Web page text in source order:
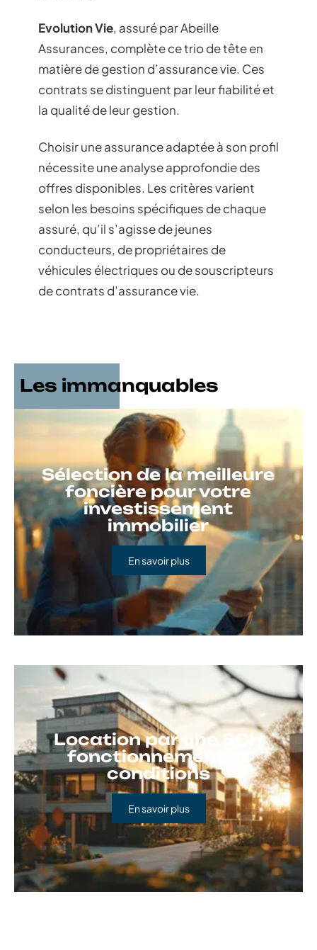
Evolution Vie, assuré par Abeille
Assurances, complète ce trio de tête en
matière de gestion d’assurance vie. Ces
contrats se distinguent par leur fiabilité et
la qualité de leur gestion.
Choisir une assurance adaptée à son profil
nécessite une analyse approfondie des
offres disponibles. Les critères varient
selon les besoins spécifiques de chaque
assuré, qu’il s’agisse de jeunes
conducteurs, de propriétaires de
véhicules électriques ou de souscripteurs
de contrats d’assurance vie.
Les immanquables
Sélection de la meilleure
foncière pour votre
investissement
immobilier
En savoir plus
Location par une SCI :
fonctionnement et
conditions
En savoir plus